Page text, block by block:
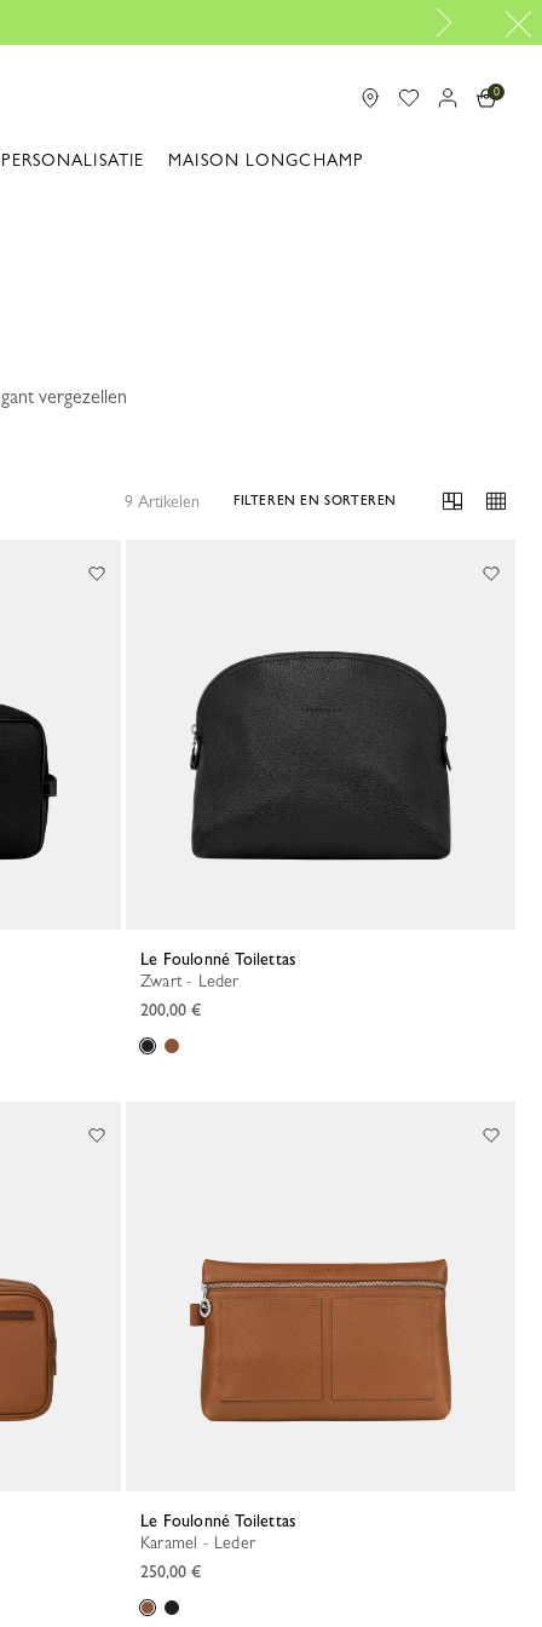
0
PERSONALISATIE MAISON LONGCHAMP
vergezellen
9 Artikelen FILTEREN EN SORTEREN
Le Foulonné Toilettas
Zwart - Leder
200,00 €
Le Foulonné Toilettas
Karamel - Leder
250,00 €